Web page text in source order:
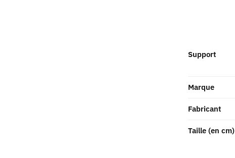
Support
Marque
Fabricant
Taille (en cm)